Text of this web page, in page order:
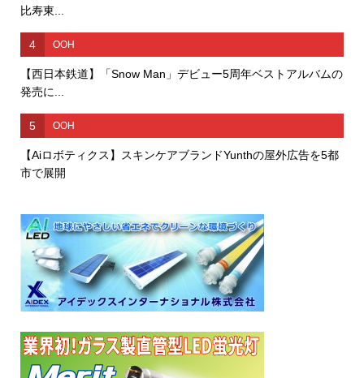
比寿東...
4 OOH
【西日本鉄道】「Snow Man」デビュー5周年ベストアルバムの
発売に...
5 OOH
【Aiロボティクス】スキンケアブランドYunthの屋外広告を5都
市で展開